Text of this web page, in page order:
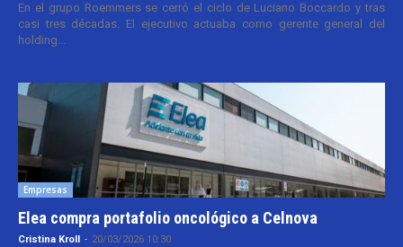
En el grupo Roemmers se cerró el ciclo de Luciano Boccardo y tras
casi tres décadas. El ejecutivo actuaba como gerente general del
holding...
Empresas
Elea compra portafolio oncológico a Celnova
Cristina Kroll - 20/03/2026 10:30